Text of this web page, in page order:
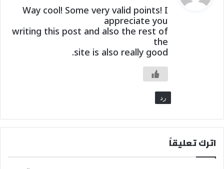
ل
Way cool! Some very valid points! I
appreciate you
writing this post and also the rest of
the
site is also really good.
رد
اترك تعليقاً